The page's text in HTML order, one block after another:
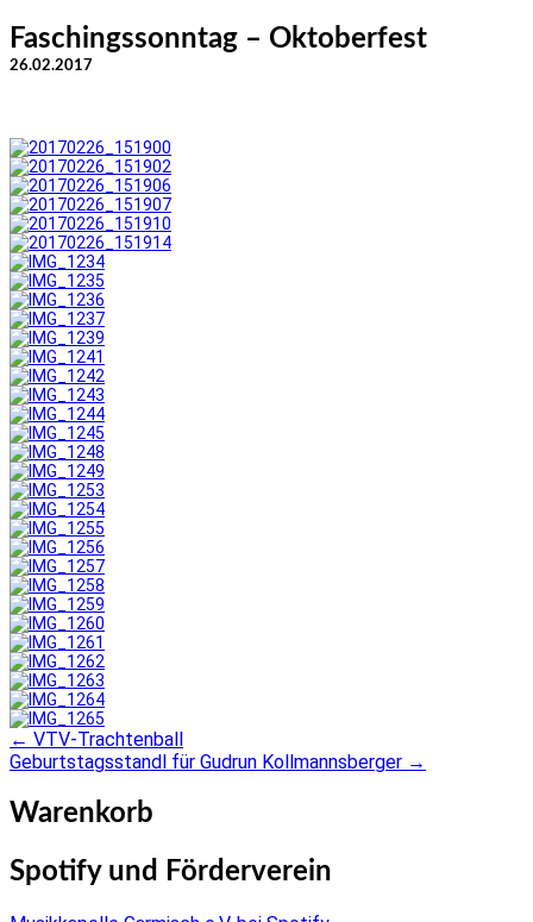
Faschingssonntag – Oktoberfest
26.02.2017
Post
navigation
← VTV-Trachtenball
Geburtstagsstandl für Gudrun Kollmannsberger →
Warenkorb
Spotify und Förderverein